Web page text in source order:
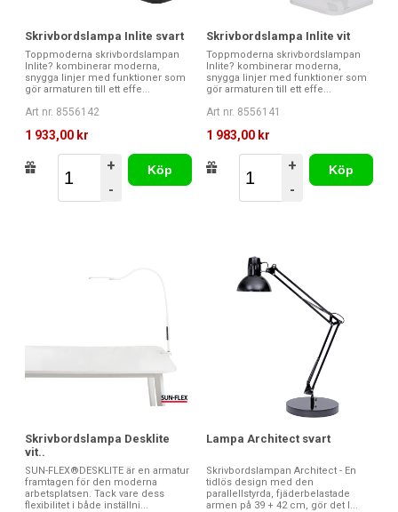
Skrivbordslampa Inlite svart
Toppmoderna skrivbordslampan
Inlite? kombinerar moderna,
snygga linjer med funktioner som
gör armaturen till ett effe...
Art nr. 8556142
1 933,00 kr
+
-
Köp
Skrivbordslampa Inlite vit
Toppmoderna skrivbordslampan
Inlite? kombinerar moderna,
snygga linjer med funktioner som
gör armaturen till ett effe...
Art nr. 8556141
1 983,00 kr
+
-
Köp
Skrivbordslampa Desklite
vit..
SUN-FLEX®DESKLITE är en armatur
framtagen för den moderna
arbetsplatsen. Tack vare dess
flexibilitet i både inställni...
Lampa Architect svart
Skrivbordslampan Architect - En
tidlös design med den
parallellstyrda, fjäderbelastade
armen på 39 + 42 cm, gör det l...